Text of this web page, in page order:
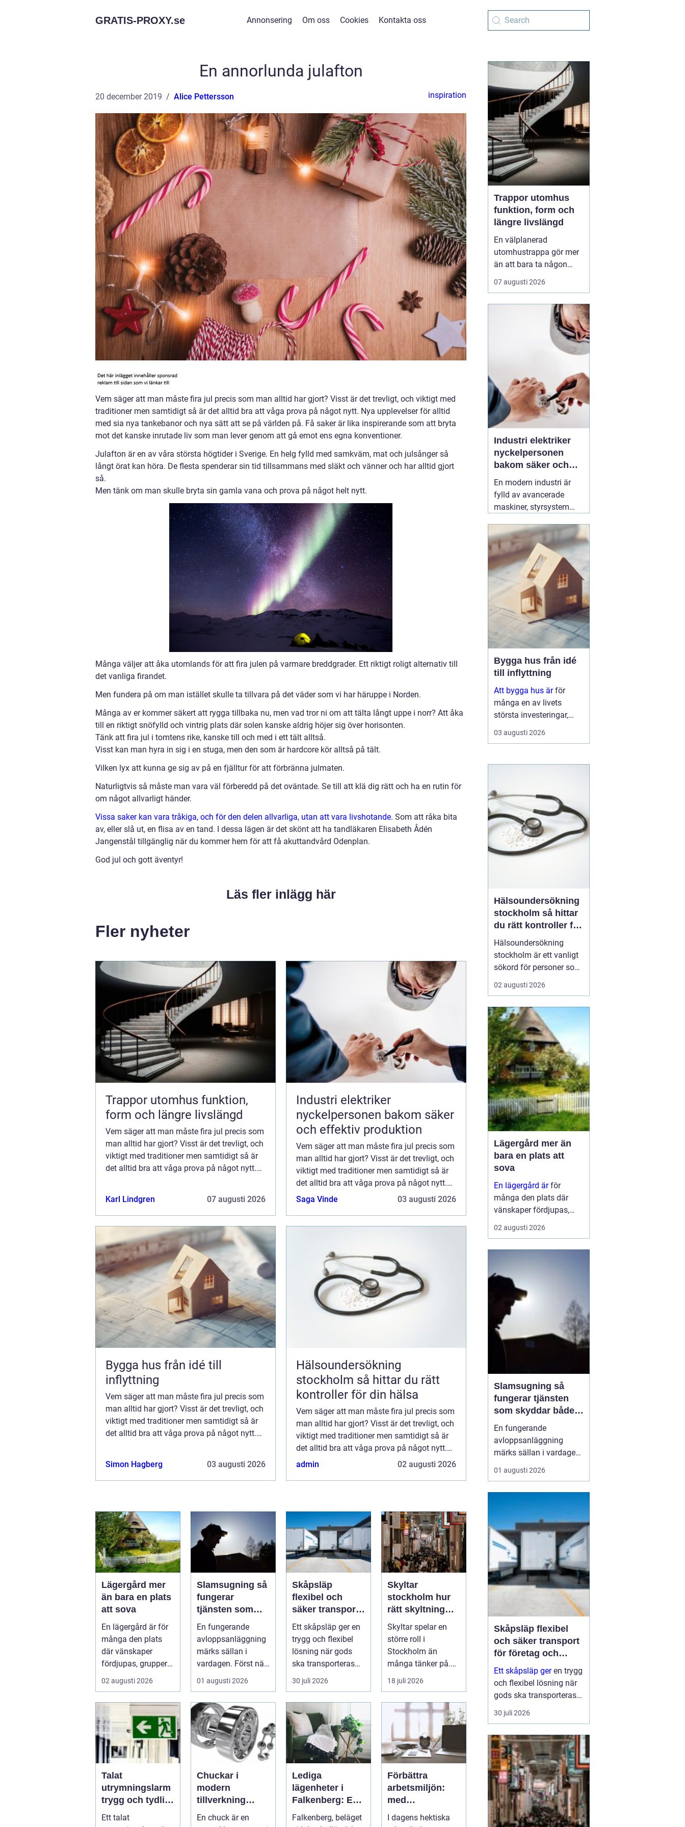
GRATIS-PROXY.se Annonsering Om oss Cookies Kontakta oss
En annorlunda julafton
20 december 2019 Alice Pettersson inspiration
Vem säger att man måste fira jul precis som man alltid har gjort? Visst är det trevligt, och viktigt med
traditioner men samtidigt så är det alltid bra att våga prova på något nytt. Nya upplevelser för alltid
med sia nya tankebanor och nya sätt att se på världen på. Få saker är lika inspirerande som att bryta
mot det kanske inrutade liv som man lever genom att gå emot ens egna konventioner.
Julafton är en av våra största högtider i Sverige. En helg fylld med samkväm, mat och julsånger så
långt örat kan höra. De flesta spenderar sin tid tillsammans med släkt och vänner och har alltid gjort
så.
Men tänk om man skulle bryta sin gamla vana och prova på något helt nytt.
Många väljer att åka utomlands för att fira julen på varmare breddgrader. Ett riktigt roligt alternativ till
det vanliga firandet.
Men fundera på om man istället skulle ta tillvara på det väder som vi har häruppe i Norden.
Många av er kommer säkert att rygga tillbaka nu, men vad tror ni om att tälta långt uppe i norr? Att åka
till en riktigt snöfylld och vintrig plats där solen kanske aldrig höjer sig över horisonten.
Tänk att fira jul i tomtens rike, kanske till och med i ett tält alltså.
Visst kan man hyra in sig i en stuga, men den som är hardcore kör alltså på tält.
Vilken lyx att kunna ge sig av på en fjälltur för att förbränna julmaten.
Naturligtvis så måste man vara väl förberedd på det oväntade. Se till att klä dig rätt och ha en rutin för
om något allvarligt händer.
Vissa saker kan vara tråkiga, och för den delen allvarliga, utan att vara livshotande. Som att råka bita
av, eller slå ut, en flisa av en tand. I dessa lägen är det skönt att ha tandläkaren Elisabeth Ådén
Jangenstål tillgänglig när du kommer hem för att få akuttandvård Odenplan.
God jul och gott äventyr!
Läs fler inlägg här
Fler nyheter
Trappor utomhus funktion,
form och längre livslängd
Vem säger att man måste fira jul precis som
man alltid har gjort? Visst är det trevligt, och
viktigt med traditioner men samtidigt så är
det alltid bra att våga prova på något nytt.
Karl Lindgren 07 augusti 2026
Industri elektriker
nyckelpersonen bakom säker
och effektiv produktion
Vem säger att man måste fira jul precis som
man alltid har gjort? Visst är det trevligt, och
viktigt med traditioner men samtidigt så är
det alltid bra att våga prova på något nytt.
Nya upplevelser för alltid med sia nya
Saga Vinde 03 augusti 2026
Bygga hus från idé till
inflyttning
Vem säger att man måste fira jul precis som
man alltid har gjort? Visst är det trevligt, och
viktigt med traditioner men samtidigt så är
det alltid bra att våga prova på något nytt.
Simon Hagberg 03 augusti 2026
Hälsoundersökning
stockholm så hittar du rätt
kontroller för din hälsa
Vem säger att man måste fira jul precis som
man alltid har gjort? Visst är det trevligt, och
viktigt med traditioner men samtidigt så är
det alltid bra att våga prova på något nytt.
Nya upplevelser för alltid med sia nya
admin 02 augusti 2026
Lägergård mer
än bara en plats
att sova
En lägergård är för
många den plats
där vänskaper
fördjupas, grupper
formas och viktiga
samtal får t...
02 augusti 2026
Slamsugning så
fungerar
tjänsten som
skyddar både
hus och miljö
En fungerande
avloppsanläggning
märks sällan i
vardagen. Först när
brunnar svämmar
över, avlopp börj...
01 augusti 2026
Skåpsläp
flexibel och
säker transport
för företag och
privatpersoner
Ett skåpsläp ger en
trygg och flexibel
lösning när gods
ska transporteras
skyddat mot väder,
insyn o...
30 juli 2026
Skyltar
stockholm hur
rätt skyltning
stärker
varumärket i
stadsmiljön
Skyltar spelar en
större roll i
Stockholm än
många tänker på.
De guidar, lockar,
inspirerar och
skap...
18 juli 2026
Talat
utrymningslarm
trygg och tydlig
vägledning vid
Ett talat
Chuckar i
modern
tillverkning
funktion,
precision och
En chuck är en
Lediga
lägenheter i
Falkenberg: En
guide till rätt
bostad för dig
Falkenberg, beläget
Förbättra
arbetsmiljön:
med
kontorsstädning
i Stockholm
I dagens hektiska
Trappor utomhus
funktion, form och
längre livslängd
En välplanerad
utomhustrappa gör mer
än att bara ta någon
från punkt A till B. Den
binder ihop
entrén och påverkar hur
huset upplevs varje dag.
Samtidigt måste den
tåla regn, snö, frost och
temperaturskiftningar år
efte...
07 augusti 2026
Industri elektriker
nyckelpersonen
bakom säker och
effektiv produktion
En modern industri är
fylld av avancerade
maskiner, styrsystem
elnätet. För att allt ska
fungera tryggt, effektivt
och utan oväntade stopp
behövs en specialist
som förstår både
elteknik och
produktionens krav. Här
03 augusti 2026
Bygga hus från idé
till inflyttning
Att bygga hus ärför
många en av livets
största investeringar,
både känslomässigt och
ekonomiskt. Drömmen
ofta fram under lång tid,
skiss till inflyttn...
03 augusti 2026
Hälsoundersökning
stockholm så hittar
du rätt kontroller för
din hälsa
Hälsoundersökning
stockholm är ett vanligt
sökord för personer som
vill få en tydlig bild av
sitt hälsoläge, upptäcka
medicinsk vägledning.
Många har en aktiv
vardag, ett krävande
jobb och begränsat med
tid, men vill ändå h...
02 augusti 2026
Lägergård mer än
bara en plats att
sova
En lägergård ärför
många den plats där
vänskaper fördjupas,
grupper formas och
viktiga samtal får tid och
konfirmationsläger,
föreningshelg, skolresa
eller konferens med
övernattning, ...
02 augusti 2026
Slamsugning så
fungerar tjänsten
som skyddar både
hus och miljö
En fungerande
avloppsanläggning
märks sällan i vardagen.
Först när brunnar
svämmar över, avlopp
problemen tydliga. En av
de viktigaste åtgärderna
för att undvika sådana
situationer är
slamsugning en t...
01 augusti 2026
Skåpsläp flexibel
och säker transport
för företag och
privatpersoner
Ett skåpsläp geren trygg
och flexibel lösning när
gods ska transporteras
skyddat mot väder, insyn
och stöld. Tack vare de
låsbara konstruktionen
fungerar det som ett
rulland...
30 juli 2026